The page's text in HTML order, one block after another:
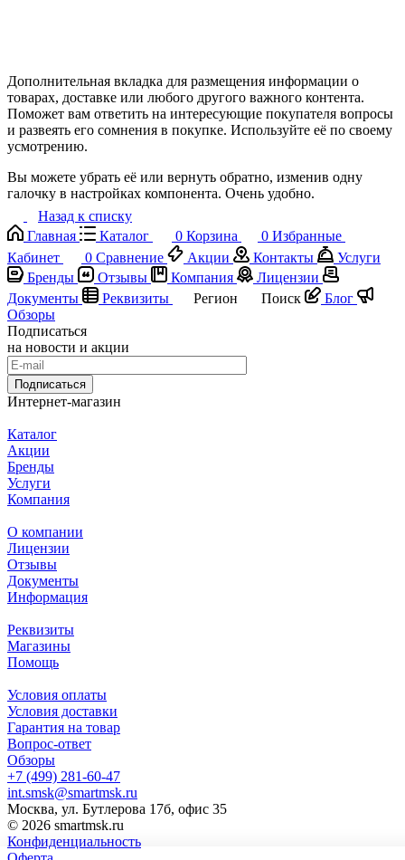
Дополнительная вкладка для размещения информации о
товарах, доставке или любого другого важного контента.
Поможет вам ответить на интересующие покупателя вопросы
и развеять его сомнения в покупке. Используйте её по своему
усмотрению.
Вы можете убрать её или вернуть обратно, изменив одну
галочку в настройках компонента. Очень удобно.
Назад к списку
Главная
Каталог 0 Корзина 0 Избранные
Кабинет
0 Сравнение Акции Контакты
Услуги
Бренды
Отзывы Компания
Лицензии
Документы
Реквизиты Регион Поиск
Блог
Обзоры
Подписаться
на новости и акции
Подписаться
Интернет-магазин
Каталог
Акции
Бренды
Услуги
Компания
О компании
Лицензии
Отзывы
Документы
Информация
Реквизиты
Магазины
Помощь
Условия оплаты
Условия доставки
Гарантия на товар
Вопрос-ответ
Обзоры
+7 (499) 281-60-47
int.smsk@smartmsk.ru
Москва, ул. Бутлерова 17б, офис 35
© 2026 smartmsk.ru
Конфиденциальность